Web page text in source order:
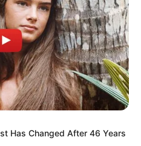
Has Changed After 46 Years